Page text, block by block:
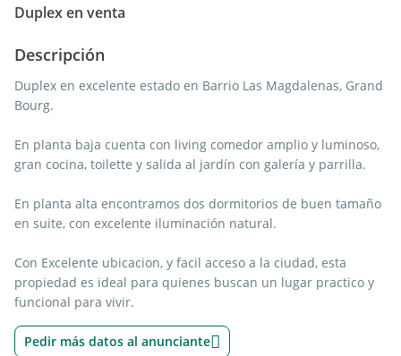
Duplex en venta
Descripción
Duplex en excelente estado en Barrio Las Magdalenas, Grand
Bourg.
En planta baja cuenta con living comedor amplio y luminoso,
gran cocina, toilette y salida al jardín con galería y parrilla.
En planta alta encontramos dos dormitorios de buen tamaño
en suite, con excelente iluminación natural.
Con Excelente ubicacion, y facil acceso a la ciudad, esta
propiedad es ideal para quienes buscan un lugar practico y
funcional para vivir.
Pedir más datos al anunciante